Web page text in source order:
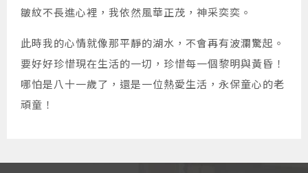
皺紋不長進心裡，我依然風華正茂，神采奕奕。
此時我的心情就像那平靜的湖水，不會再有波瀾驚起。
要好好珍惜現在生活的一切，珍惜每一個黎明與黃昏！
哪怕是八十一歲了，還是一位熱愛生活，永保童心的老
頑童！